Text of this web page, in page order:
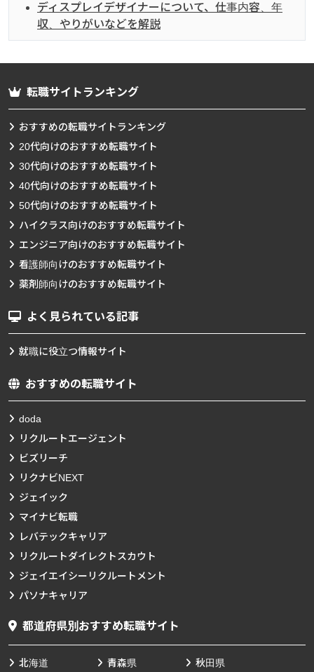
ディスプレイデザイナーについて、仕事内容、年
収、やりがいなどを解説
転職サイトランキング
おすすめの転職サイトランキング
20代向けのおすすめ転職サイト
30代向けのおすすめ転職サイト
40代向けのおすすめ転職サイト
50代向けのおすすめ転職サイト
ハイクラス向けのおすすめ転職サイト
エンジニア向けのおすすめ転職サイト
看護師向けのおすすめ転職サイト
薬剤師向けのおすすめ転職サイト
よく見られている記事
就職に役立つ情報サイト
おすすめの転職サイト
doda
リクルートエージェント
ビズリーチ
リクナビNEXT
ジェイック
マイナビ転職
レバテックキャリア
リクルートダイレクトスカウト
ジェイエイシーリクルートメント
パソナキャリア
都道府県別おすすめ転職サイト
北海道 青森県
秋田県